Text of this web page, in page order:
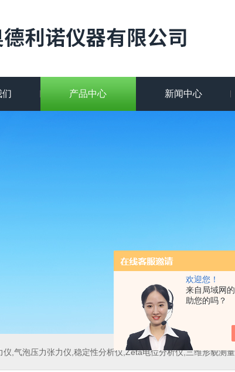
欢迎您！
来自局域网
助您的吗？
们 产品中心 新闻中心
力张力仪,稳定性分析仪,Zeta电位分析仪,三维形貌测量仪,微滴脱粘测量仪,扩张